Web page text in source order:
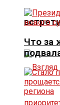
Что за